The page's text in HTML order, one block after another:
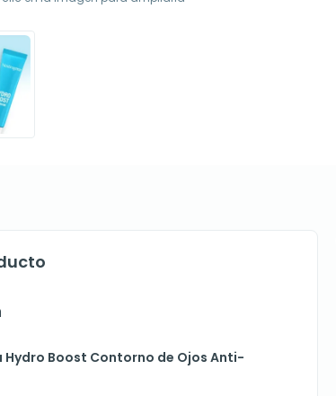
Hydro Boost Contorno de Ojos Anti-